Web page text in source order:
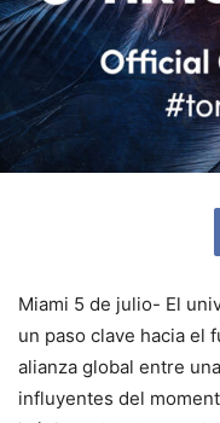
Miami 5 de julio- El
un paso clave hacia el
alianza global entre
influyentes del